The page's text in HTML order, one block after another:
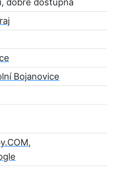
Bojanovice
,